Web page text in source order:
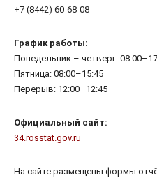
+7 (8442) 60-68-08
График работы:
Понедельник – четверг:
Пятница: 08:00–15:45
Перерыв: 12:00–12:45
Официальный сайт:
34.rosstat.gov.ru
На сайте размещены формы